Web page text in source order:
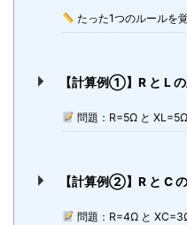
たった1つのルールを
【計算例①】R と L
問題：R=5Ω と
【計算例②】R と C
問題：R=4Ω と